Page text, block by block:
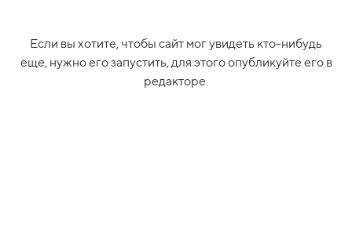
Если вы хотите, чтобы сайт мог увидеть кто-нибудь
еще, нужно его запустить, для этого опубликуйте его в
редакторе.